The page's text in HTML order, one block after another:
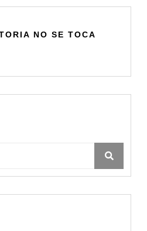
NO SE TOCA